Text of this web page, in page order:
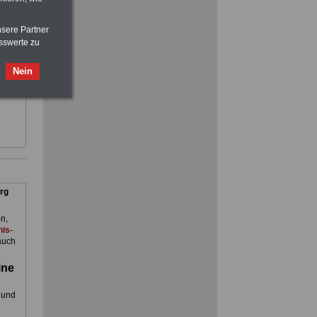
Man
Partner
zu
Nein